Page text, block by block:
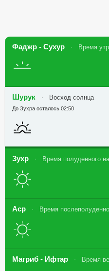
Фаджр - Сухур Время
Шурук Восход солнца
До Зухра осталось 02:50
Зухр Время полуденного
Аср Время
Магриб - Ифтар Время